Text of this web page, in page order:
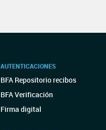
AUTENTICACIONES
BFA Repositorio recibos
BFA Verificación
Firma digital